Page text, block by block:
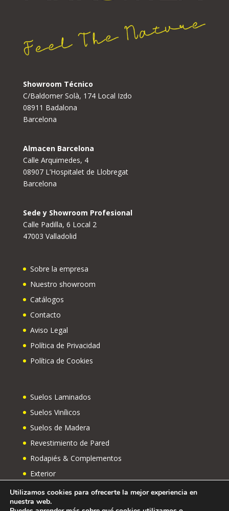
Showroom Técnico
C/Baldomer Solà, 174 Local Izdo
08911 Badalona
Barcelona
Almacen Barcelona
Calle Arquimedes, 4
08907 L’Hospitalet de Llobregat
Barcelona
Sede y Showroom Profesional
Calle Padilla, 6 Local 2
47003 Valladolid
Sobre la empresa
Nuestro showroom
Catálogos
Contacto
Aviso Legal
Política de Privacidad
Política de Cookies
Suelos Laminados
Suelos Vinílicos
Suelos de Madera
Revestimiento de Pared
Rodapiés & Complementos
Exterior
Utilizamos cookies para ofrecerte la mejor experiencia en
nuestra web.